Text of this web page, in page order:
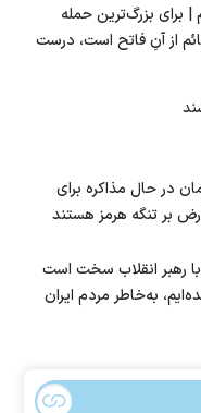
برای بزرگ‌ترین حمله
از آنِ فاتح است، درست
در حال مذاکره برای
بر تنگه هرمز هستند
با رهبر انقلاب سخت است
به‌خاطر مردم ایران